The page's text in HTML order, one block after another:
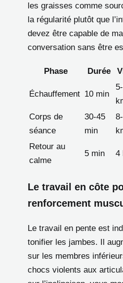
les graisses comme
la régularité plutôt que
devez être capable de
conversation sans être
Phase Durée
Échauffement 10 min
Corps de
séance
30-45
min
Retour au
calme
5 min 4
Le travail en côte
renforcement
Le travail en pente est
tonifier les jambes. Il
sur les membres
chocs violents aux